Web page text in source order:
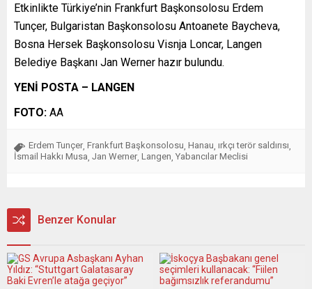
Etkinlikte Türkiye’nin Frankfurt Başkonsolosu Erdem
Tunçer, Bulgaristan Başkonsolosu Antoanete Baycheva,
Bosna Hersek Başkonsolosu Visnja Loncar, Langen
Belediye Başkanı Jan Werner hazır bulundu.
YENİ POSTA – LANGEN
FOTO: AA
Erdem Tunçer Frankfurt Başkonsolosu Hanau ırkçı terör saldırısı
İsmail Hakkı Musa Jan Werner Langen Yabancılar Meclisi
Benzer Konular